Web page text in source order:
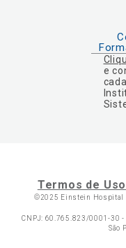
e
Termos de
©2025 Einstein
CNPJ: 60.765.823/0001-30
São